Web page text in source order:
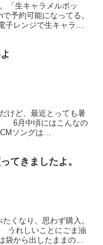
「生キャラメルポッ
予約可能になってる。
レンジで生キャラメ
けど、最近とっても暑
6月中頃にはこんなの
ソングは
てきましたよ。
くなり、思わず購入。
れしいことにごま油
から出したままのレ